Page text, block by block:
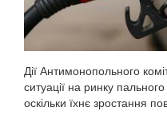
Дії Антимонопольного
ситуації на ринку
оскільки їхнє зростання